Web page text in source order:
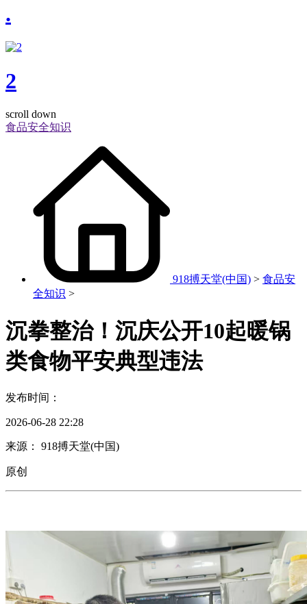
.
2
scroll down
食品安全知识
918搏天堂(中国) > 食品安
全知识 >
沉拳整治！沉庆公开10起暖锅
类食物平安典型违法
发布时间：
2026-06-28 22:28
来源： 918搏天堂(中国)
原创